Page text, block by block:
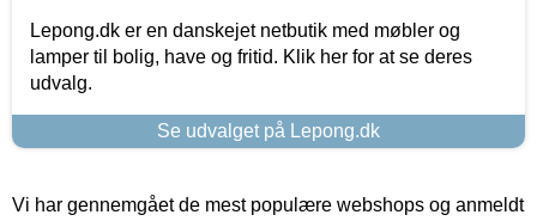
Lepong.dk er en danskejet netbutik med møbler og
lamper til bolig, have og fritid. Klik her for at se deres
udvalg.
Se udvalget på Lepong.dk
Vi har gennemgået de mest populære webshops og anmeldt